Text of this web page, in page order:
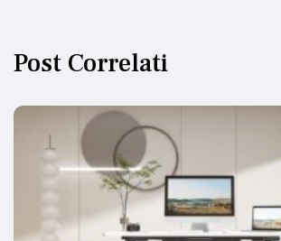
Post Correlati